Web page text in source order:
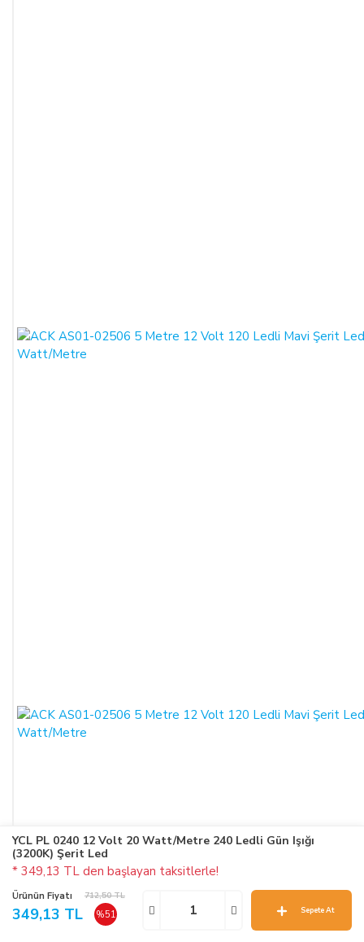
YCL PL 0240 12 Volt 20 Watt/Metre 240 Ledli Gün Işığı
(3200K) Şerit Led
* 349,13 TL den başlayan taksitlerle!
Ürünün Fiyatı 712,50 TL
349,13 TL %51 Sepete At